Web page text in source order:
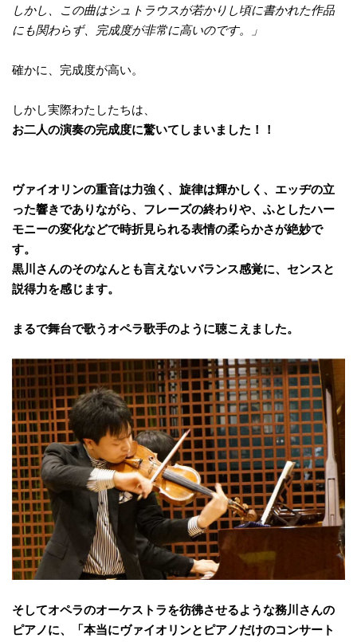
しかし、この曲はシュトラウスが若かりし頃に書かれた作品
にも関わらず、完成度が非常に高いのです。」
確かに、完成度が高い。
しかし実際わたしたちは、
お二人の演奏の完成度に驚いてしまいました！！
ヴァイオリンの重音は力強く、旋律は輝かしく、エッヂの立
った響きでありながら、フレーズの終わりや、ふとしたハー
モニーの変化などで時折見られる表情の柔らかさが絶妙で
す。
黒川さんのそのなんとも言えないバランス感覚に、センスと
説得力を感じます。
まるで舞台で歌うオペラ歌手のように聴こえました。
そしてオペラのオーケストラを彷彿させるような務川さんの
ピアノに、「本当にヴァイオリンとピアノだけのコンサート